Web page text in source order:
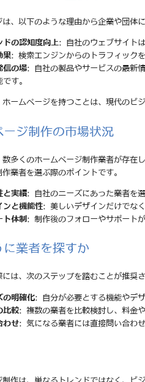
、以下のような理由から企業や団体
ドの認知度向上: 自社のウェブサイト
果: 検索エンジンからのトラフィック
信の場: 自社の製品やサービスの最新
す。
ホームページを持つことは、現代のビ
ージ制作の市場状況
数多くのホームページ制作業者が存在
業者を選ぶ際のポイントです。
と実績: 自社のニーズにあった業者を
ンと機能性: 美しいデザインだけでな
ト体制 : 制作後のフォローやサポート
に業者を探すか
は、次のステップを踏むことが推奨さ
の明確化: 自分が必要とする機能やデ
比較: 複数の業者を比較検討し、料金
わせ: 気になる業者には直接問い合わ